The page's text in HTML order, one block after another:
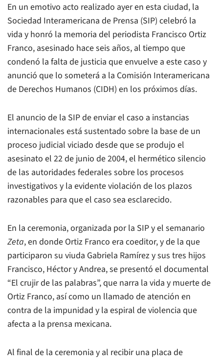
En un emotivo acto realizado ayer en esta ciudad, la
Sociedad Interamericana de Prensa (SIP) celebró la
vida y honró la memoria del periodista Francisco Ortiz
Franco, asesinado hace seis años, al tiempo que
condenó la falta de justicia que envuelve a este caso y
anunció que lo someterá a la Comisión Interamericana
de Derechos Humanos (CIDH) en los próximos días.
El anuncio de la SIP de enviar el caso a instancias
internacionales está sustentado sobre la base de un
proceso judicial viciado desde que se produjo el
asesinato el 22 de junio de 2004, el hermético silencio
de las autoridades federales sobre los procesos
investigativos y la evidente violación de los plazos
razonables para que el caso sea esclarecido.
En la ceremonia, organizada por la SIP y el semanario
Zeta, en donde Ortiz Franco era coeditor, y de la que
participaron su viuda Gabriela Ramírez y sus tres hijos
Francisco, Héctor y Andrea, se presentó el documental
“El crujir de las palabras”, que narra la vida y muerte de
Ortiz Franco, así como un llamado de atención en
contra de la impunidad y la espiral de violencia que
afecta a la prensa mexicana.
Al final de la ceremonia y al recibir una placa de